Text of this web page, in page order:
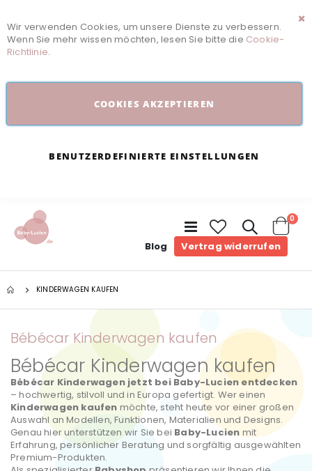
Wir verwenden Cookies, um unsere Dienste zu verbessern.
Wenn Sie mehr wissen möchten, lesen Sie bitte die Cookie-
Richtlinie.
COOKIES AKZEPTIEREN
BENUTZERDEFINIERTE EINSTELLUNGEN
Navigation
umschalten
Blog Vertrag widerrufenCart
0
KINDERWAGEN KAUFEN
Bébécar Kinderwagen kaufen
Bébécar Kinderwagen kaufen
Bébécar Kinderwagen jetzt bei Baby-Lucien entdecken
– hochwertig, stilvoll und in Europa gefertigt. Wer einen
Kinderwagen kaufen möchte, steht heute vor einer großen
Auswahl an Modellen, Funktionen, Materialien und Designs.
Genau hier unterstützen wir Sie bei Baby-Lucien mit
Erfahrung, persönlicher Beratung und sorgfältig ausgewählten
Premium-Produkten.